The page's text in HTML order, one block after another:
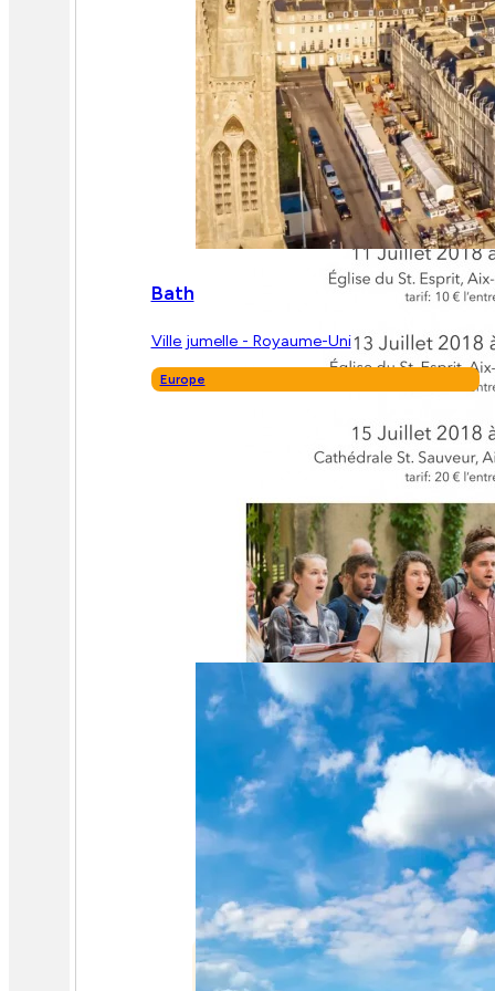
Bath
Ville jumelle - Royaume-Uni
Europe